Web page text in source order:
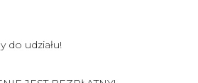
do udziału!